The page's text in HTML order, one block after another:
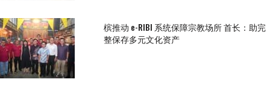
槟推动 e-RIBI 系统保障宗教场所 首长：助完
整保存多元文化资产